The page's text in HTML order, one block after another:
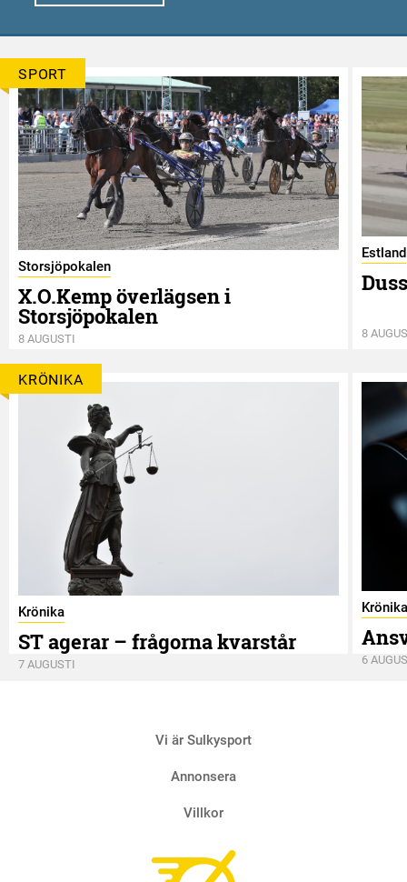
SPORT
Storsjöpokalen
X.O.Kemp överlägsen i
Storsjöpokalen
8 AUGUSTI
Estland
8
KRÖNIKA
Krönika
ST agerar – frågorna kvarstår
7 AUGUSTI
Krönika
6
Vi är Sulkysport
Annonsera
Villkor